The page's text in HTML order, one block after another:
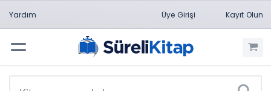
Yardım Üye Girişi Kayıt Olun
Menü